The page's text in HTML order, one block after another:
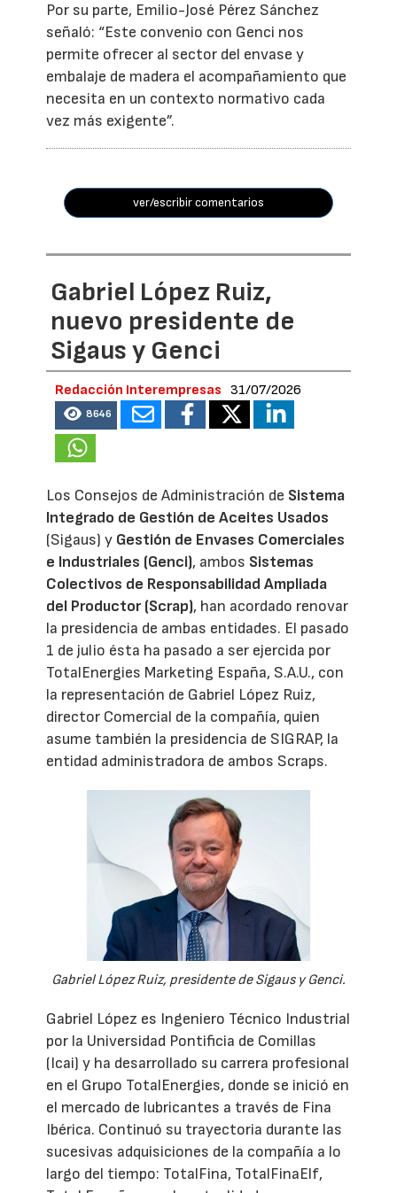
Por su parte, Emilio-José Pérez Sánchez
señaló: “Este convenio con Genci nos
permite ofrecer al sector del envase y
embalaje de madera el acompañamiento que
necesita en un contexto normativo cada
vez más exigente”.
ver/escribir comentarios
Gabriel López Ruiz,
nuevo presidente de
Sigaus y Genci
Redacción Interempresas 31/07/2026
8646
Los Consejos de Administración de Sistema
Integrado de Gestión de Aceites Usados
(Sigaus) y Gestión de Envases Comerciales
e Industriales (Genci), ambos Sistemas
Colectivos de Responsabilidad Ampliada
del Productor (Scrap), han acordado renovar
la presidencia de ambas entidades. El pasado
1 de julio ésta ha pasado a ser ejercida por
TotalEnergies Marketing España, S.A.U., con
la representación de Gabriel López Ruiz,
director Comercial de la compañía, quien
asume también la presidencia de SIGRAP, la
entidad administradora de ambos Scraps.
Gabriel López Ruiz, presidente de Sigaus y Genci.
Gabriel López es Ingeniero Técnico Industrial
por la Universidad Pontificia de Comillas
(Icai) y ha desarrollado su carrera profesional
en el Grupo TotalEnergies, donde se inició en
el mercado de lubricantes a través de Fina
Ibérica. Continuó su trayectoria durante las
sucesivas adquisiciones de la compañía a lo
largo del tiempo: TotalFina, TotalFinaElf,